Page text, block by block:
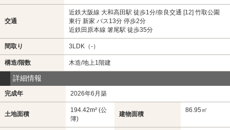
交通
近鉄大阪線 大和高田駅 徒歩1分/奈良交通 [12] 竹取公園
東行 新家 バス13分 停歩2分
近鉄田原本線 箸尾駅 徒歩35分
間取り 3LDK（-）
構造/階数 木造/地上1階建
詳細情報
完成年 2026年6月築
土地面積
194.42m² (公
簿)
建物面積
86.95㎡